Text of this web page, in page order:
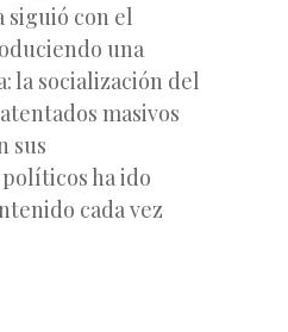
siguió con el
una
la socialización del
masivos
sus
ha ido
cada vez